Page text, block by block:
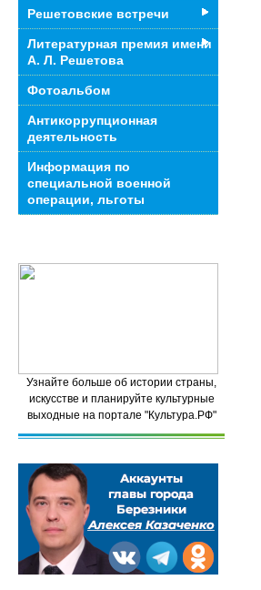
Решетовские встречи
Литературная премия имени
А. Л. Решетова
Фотоальбом
Антикоррупционная
деятельность
Информация по
специальной военной
операции, льготы
Узнайте больше об истории страны,
искусстве и планируйте культурные
выходные на портале "Культура.РФ"